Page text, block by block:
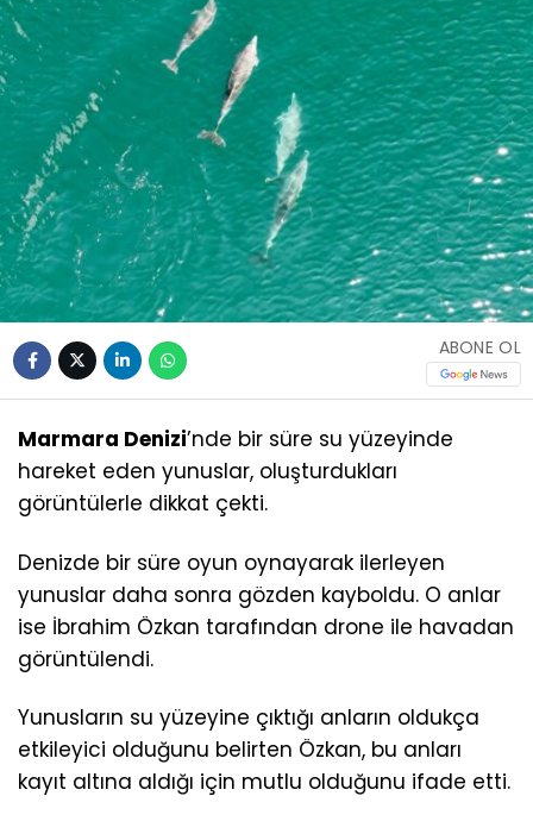
ABONE OL
Marmara Denizi’nde bir süre su yüzeyinde
hareket eden yunuslar, oluşturdukları
görüntülerle dikkat çekti.
Denizde bir süre oyun oynayarak ilerleyen
yunuslar daha sonra gözden kayboldu. O anlar
ise İbrahim Özkan tarafından drone ile havadan
görüntülendi.
Yunusların su yüzeyine çıktığı anların oldukça
etkileyici olduğunu belirten Özkan, bu anları
kayıt altına aldığı için mutlu olduğunu ifade etti.